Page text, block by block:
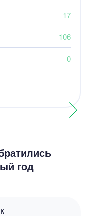
17
106
0
год